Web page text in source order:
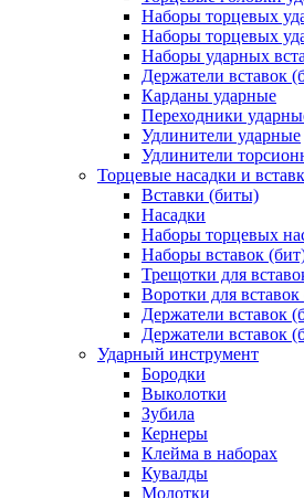
Наборы торцевых
Наборы торцевых
Наборы ударных
Держатели вставок
Карданы ударные
Переходники
Удлинители ударные
Удлинители
Торцевые насадки и
Вставки (биты)
Насадки
Наборы торцевых
Наборы вставок
Трещотки для
Воротки для вставок
Держатели вставок
Держатели вставок
Ударный инструмент
Бородки
Выколотки
Зубила
Кернеры
Клейма в наборах
Кувалды
Молотки